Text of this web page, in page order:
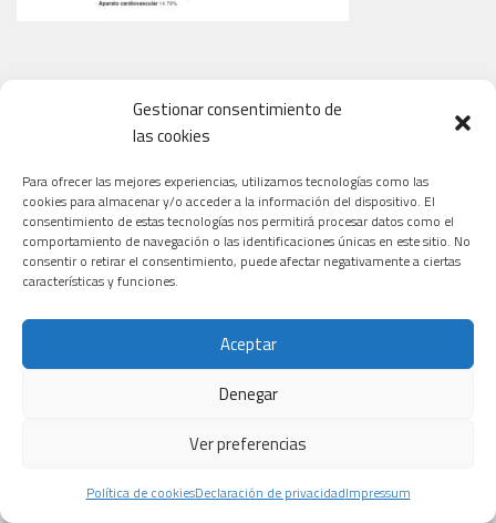
Gestionar consentimiento de
las cookies
Para ofrecer las mejores experiencias, utilizamos tecnologías como las
cookies para almacenar y/o acceder a la información del dispositivo. El
consentimiento de estas tecnologías nos permitirá procesar datos como el
comportamiento de navegación o las identificaciones únicas en este sitio. No
consentir o retirar el consentimiento, puede afectar negativamente a ciertas
características y funciones.
Aceptar
Denegar
Ver preferencias
Política de cookiesDeclaración de privacidadImpressum